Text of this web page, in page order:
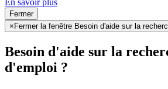
En savoir plus
Fermer
× Fermer la fenêtre Besoin d'aide sur la
Besoin d'aide sur la
d'emploi ?